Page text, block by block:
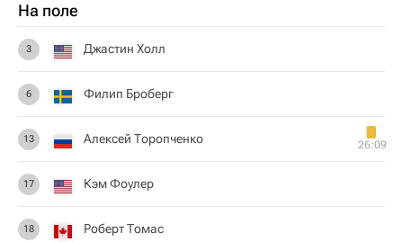
На поле
3 Джастин Холл
6 Филип Броберг
13 Алексей Торопченко 26:09
17 Кэм Фоулер
18 Роберт Томас